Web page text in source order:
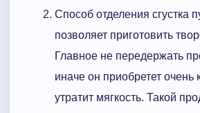
Способ отделения сгустка
позволяет приготовить
Главное не передержать
иначе он приобретет очень
утратит мягкость. Такой